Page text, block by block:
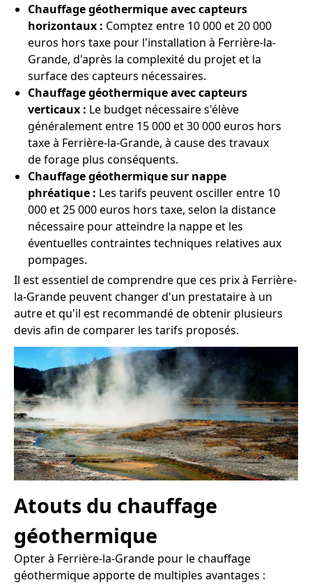
Chauffage géothermique avec capteurs
horizontaux : Comptez entre 10 000 et 20 000
euros hors taxe pour l'installation à Ferrière-la-
Grande, d'après la complexité du projet et la
surface des capteurs nécessaires.
Chauffage géothermique avec capteurs
verticaux : Le budget nécessaire s'élève
généralement entre 15 000 et 30 000 euros hors
taxe à Ferrière-la-Grande, à cause des travaux
de forage plus conséquents.
Chauffage géothermique sur nappe
phréatique : Les tarifs peuvent osciller entre 10
000 et 25 000 euros hors taxe, selon la distance
nécessaire pour atteindre la nappe et les
éventuelles contraintes techniques relatives aux
pompages.
Il est essentiel de comprendre que ces prix à Ferrière-
la-Grande peuvent changer d'un prestataire à un
autre et qu'il est recommandé de obtenir plusieurs
devis afin de comparer les tarifs proposés.
Atouts du chauffage
géothermique
Opter à Ferrière-la-Grande pour le chauffage
géothermique apporte de multiples avantages :